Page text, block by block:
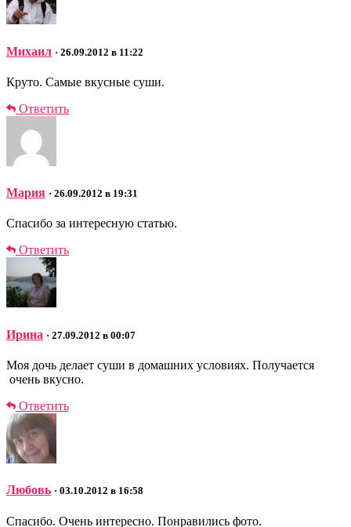
Михаил · 26.09.2012 в 11:22
Круто. Самые вкусные суши.
Ответить
Мария · 26.09.2012 в 19:31
Спасибо за интересную статью.
Ответить
Ирина · 27.09.2012 в 00:07
Моя дочь делает суши в домашних условиях. Получается
очень вкусно.
Ответить
Любовь · 03.10.2012 в 16:58
Спасибо. Очень интересно. Понравились фото.